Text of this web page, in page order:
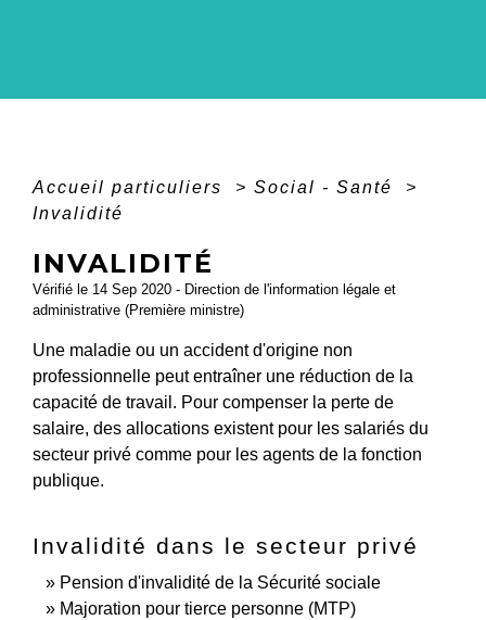
Accueil particuliers > Social - Santé
>
Invalidité
INVALIDITÉ
Vérifié le 14 Sep 2020 - Direction de l'information légale et
administrative (Première ministre)
Une maladie ou un accident d'origine non
professionnelle peut entraîner une réduction de la
capacité de travail. Pour compenser la perte de
salaire, des allocations existent pour les salariés du
secteur privé comme pour les agents de la fonction
publique.
Invalidité dans le secteur privé
Pension d'invalidité de la Sécurité sociale
Majoration pour tierce personne (MTP)